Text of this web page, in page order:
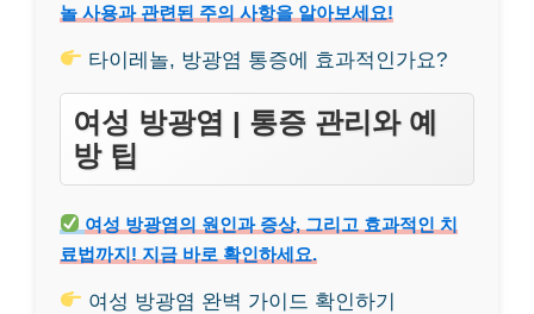
놀 사용과 관련된 주의 사항을 알아보세요!
타이레놀, 방광염 통증에 효과적인가요?
여성 방광염 | 통증 관리와 예
방 팁
여성 방광염의 원인과 증상, 그리고 효과적인 치
료법까지! 지금 바로 확인하세요.
여성 방광염 완벽 가이드 확인하기